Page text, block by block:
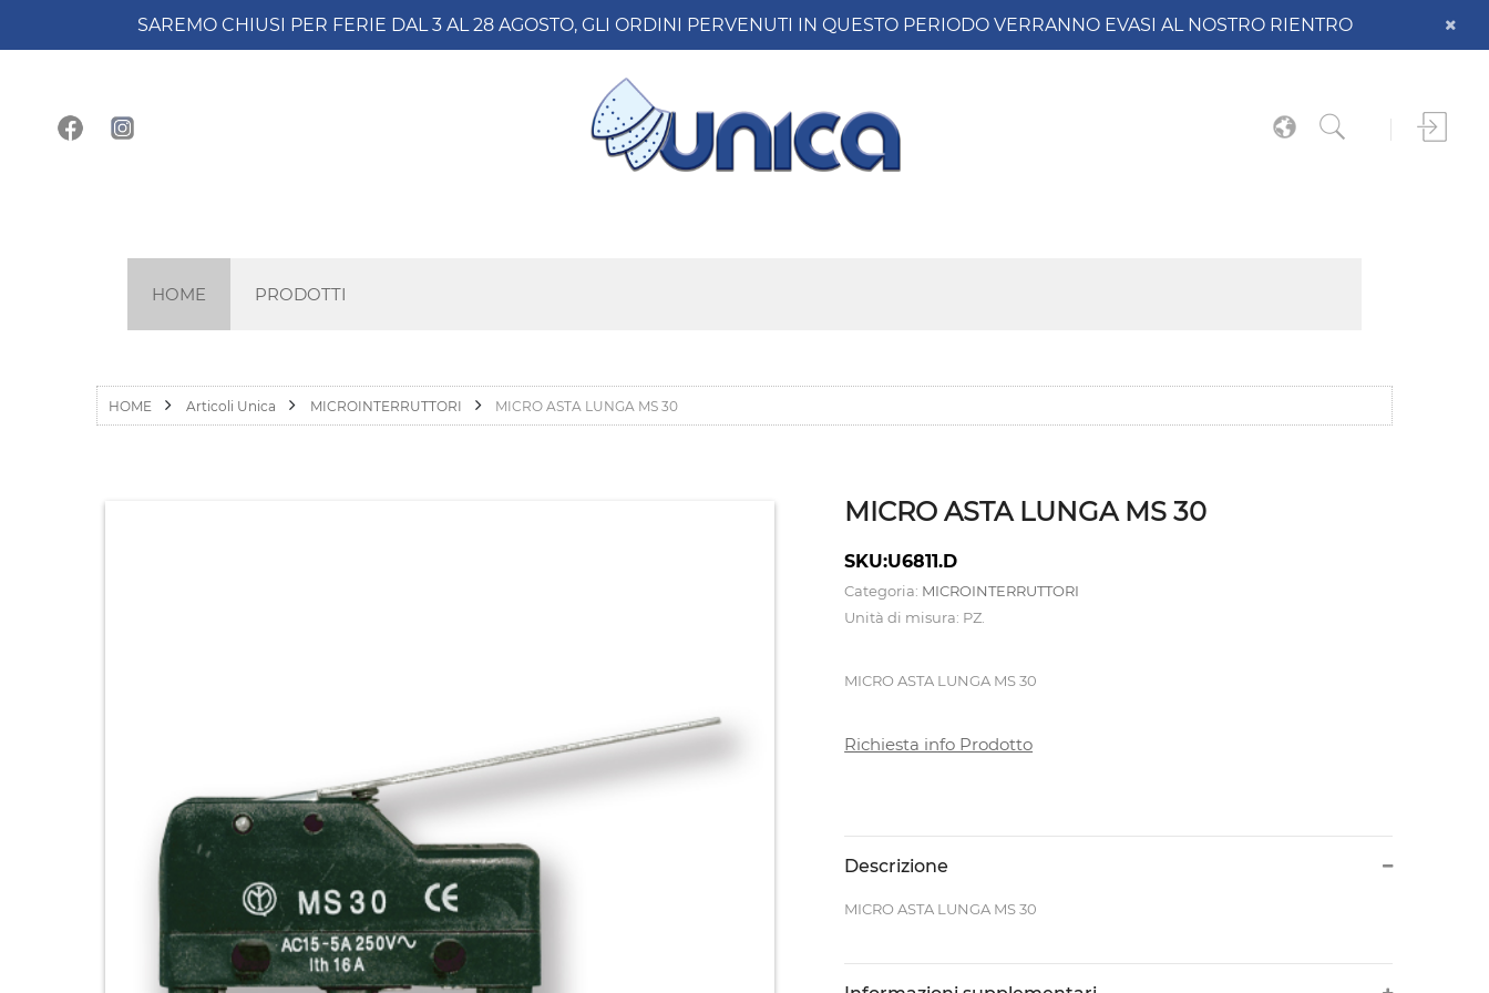
SAREMO CHIUSI PER FERIE DAL 3 AL 28 AGOSTO, GLI ORDINI PERVENUTI IN QUESTO PERIODO VERRANNO EVASI AL NOSTRO RIENTRO
HOME PRODOTTI
HOME Articoli Unica MICROINTERRUTTORI MICRO ASTA LUNGA MS 30
MICRO ASTA LUNGA MS 30
SKU:U6811.D
Categoria: MICROINTERRUTTORI
Unità di misura: PZ.
MICRO ASTA LUNGA MS 30
Richiesta info Prodotto
Descrizione
MICRO ASTA LUNGA MS 30